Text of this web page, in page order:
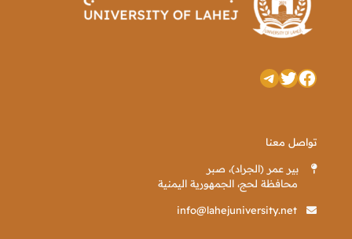
فيسبوك
تويترتيليجرام
تواصل معنا
بير عمر (الجراد)، صبر
محافظة لحج، الجمهورية اليمنية
info@lahejuniversity.net